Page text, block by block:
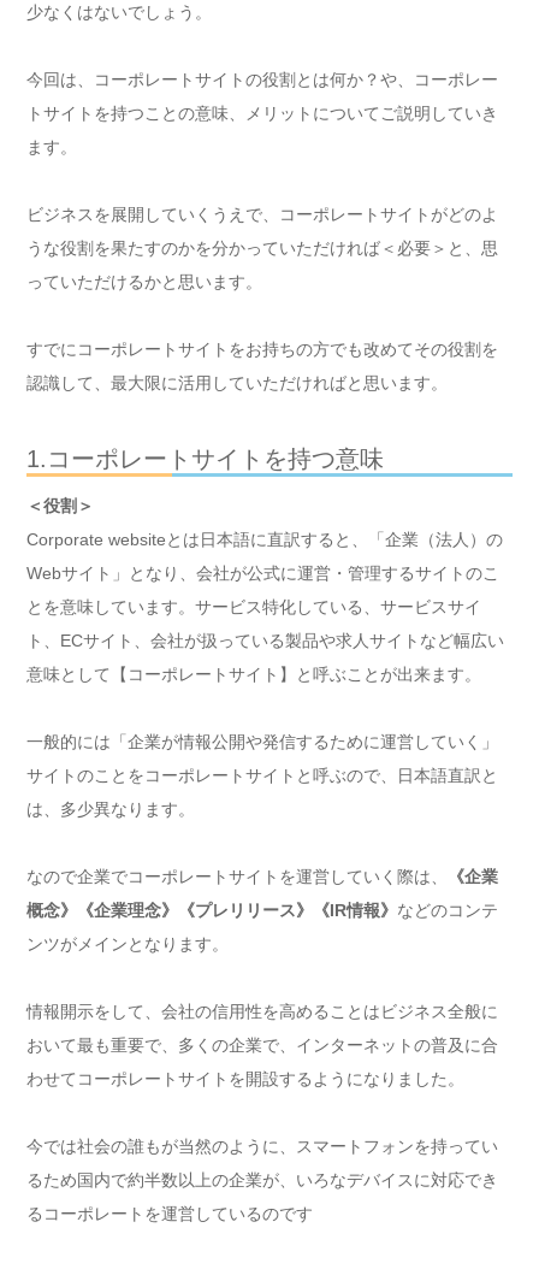
少なくはないでしょう。
今回は、コーポレートサイトの役割とは何か？や、コーポレー
トサイトを持つことの意味、メリットについてご説明していき
ます。
ビジネスを展開していくうえで、コーポレートサイトがどのよ
うな役割を果たすのかを分かっていただければ＜必要＞と、思
っていただけるかと思います。
すでにコーポレートサイトをお持ちの方でも改めてその役割を
認識して、最大限に活用していただければと思います。
1.コーポレートサイトを持つ意味
＜役割＞
Corporate websiteとは日本語に直訳すると、「企業（法人）の
Webサイト」となり、会社が公式に運営・管理するサイトのこ
とを意味しています。サービス特化している、サービスサイ
ト、ECサイト、会社が扱っている製品や求人サイトなど幅広い
意味として【コーポレートサイト】と呼ぶことが出来ます。
一般的には「企業が情報公開や発信するために運営していく」
サイトのことをコーポレートサイトと呼ぶので、日本語直訳と
は、多少異なります。
なので企業でコーポレートサイトを運営していく際は、
《企業
概念》《企業理念》《プレリリース》《IR情報》 などのコンテ
ンツがメインとなります。
情報開示をして、会社の信用性を高めることはビジネス全般に
おいて最も重要で、多くの企業で、インターネットの普及に合
わせてコーポレートサイトを開設するようになりました。
今では社会の誰もが当然のように、スマートフォンを持ってい
るため国内で約半数以上の企業が、いろなデバイスに対応でき
るコーポレートを運営しているのです